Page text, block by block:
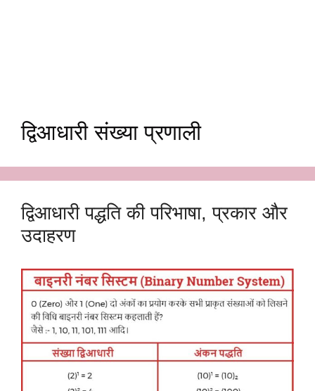
द्विआधारी संख्या प्रणाली
द्विआधारी पद्धति की परिभाषा, प्रकार और
उदाहरण